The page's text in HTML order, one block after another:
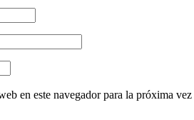
en este navegador para la próxima vez